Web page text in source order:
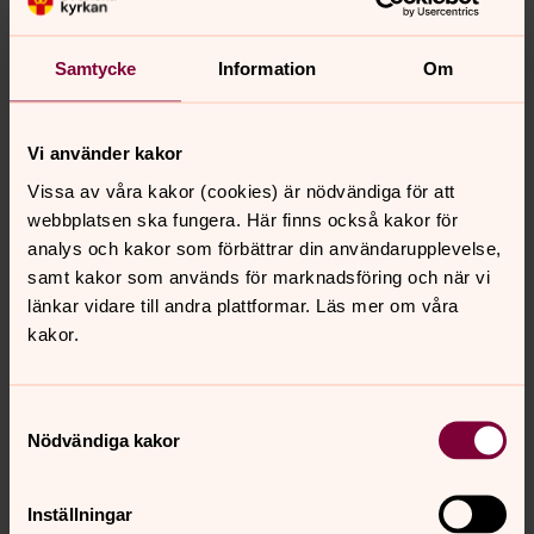
Samtycke Information Om
Vi använder kakor
Vissa av våra kakor (cookies) är nödvändiga för att
webbplatsen ska fungera. Här finns också kakor för
analys och kakor som förbättrar din användarupplevelse,
samt kakor som används för marknadsföring och när vi
länkar vidare till andra plattformar. Läs mer om våra
kakor.
Nödvändiga kakor
Inställningar
Norra Solberga-Flisby
Joel von Stöckel-Walett 0380 - 55 50 84
joel.vonStockel-Walett@svenskakyrkan.se
Kyrkogårdar
I pastoratet finns det tolv kyrkogårdar med stor
spännvidd på karaktär och ålder.
Skötsel av gravplats inom Södra
Alla som är folkbokförda och betalar skatt i Sverige